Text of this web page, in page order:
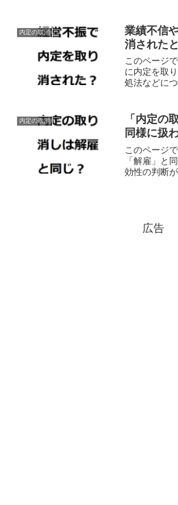
内定の取消
業績不信
消された
このページ
に内定を取
処法などに
内定の取消
「内定の
同様に扱
このページ
「解雇」と
効性の判断
広告